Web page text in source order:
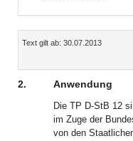
Inhalt
Text gilt ab: 30.07.2013
2. Anwendung
Die TP D-StB 12
im Zuge der
von den